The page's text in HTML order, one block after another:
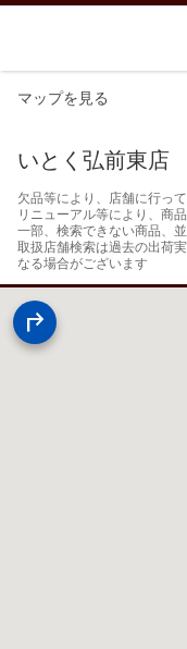
マップを見る
いとく弘前東店
欠品等により、店舗に行っ
リニューアル等により、商
一部、検索できない商品、
取扱店舗検索は過去の出荷
なる場合がございます